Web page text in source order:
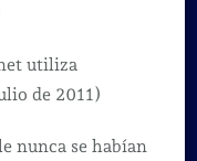
utiliza
de 2011)
nunca se habían